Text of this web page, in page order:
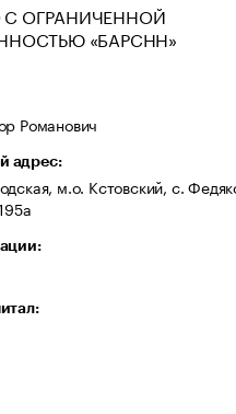
ОГРАНИЧЕННОЙ
«БАРСНН»
Романович
адрес:
м.о. Кстовский, с.